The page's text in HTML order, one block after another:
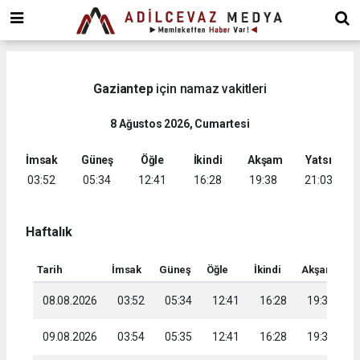
chat
ankara
Gaziantepiçin namaz vakitleri
8 Ağustos 2026, Cumartesi
İmsak
03:52
Güneş
05:34
Öğle
12:41
İkindi
16:28
Akşam
19:38
Yatsı
21:03
Haftalık
Tarih İmsak Güneş Öğle İkindi Akşam
08.08.2026 03:52 05:34 12:41 16:28 19:38
09.08.2026 03:54 05:35 12:41 16:28 19:37